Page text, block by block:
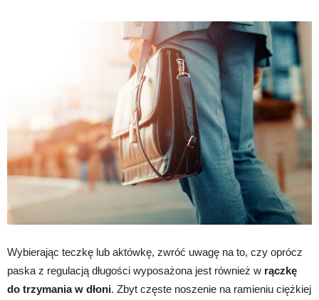
Wybierając teczkę lub aktówkę, zwróć uwagę na to, czy oprócz
paska z regulacją długości wyposażona jest również w rączkę
do trzymania w dłoni. Zbyt częste noszenie na ramieniu ciężkiej